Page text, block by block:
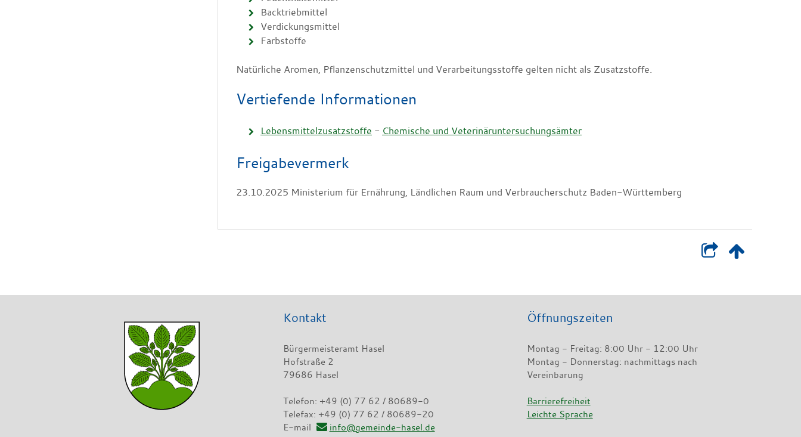
Backtriebmittel
Verdickungsmittel
Farbstoffe
Natürliche Aromen, Pflanzenschutzmittel und Verarbeitungsstoffe gelten nicht als Zusatzstoffe.
Vertiefende Informationen
Lebensmittelzusatzstoffe - Chemische und Veterinäruntersuchungsämter
Freigabevermerk
23.10.2025 Ministerium für Ernährung, Ländlichen Raum und Verbraucherschutz Baden-Württemberg
Kontakt
Bürgermeisteramt Hasel
Hofstraße 2
79686 Hasel
Telefon: +49 (0) 77 62 / 80689-0
Telefax: +49 (0) 77 62 / 80689-20
E-mail
info@gemeinde-hasel.de
Öffnungszeiten
Montag - Freitag: 8:00 Uhr - 12:00 Uhr
Montag - Donnerstag: nachmittags nach
Vereinbarung
Barrierefreiheit
Leichte Sprache